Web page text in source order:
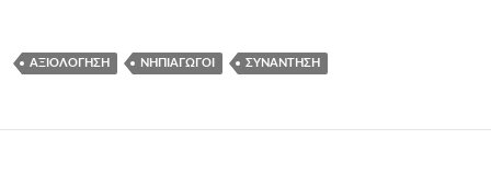
ΑΞΙΟΛΌΓΗΣΗ ΝΗΠΙΑΓΩΓΟΊ ΣΥΝΆΝΤΗΣΗ